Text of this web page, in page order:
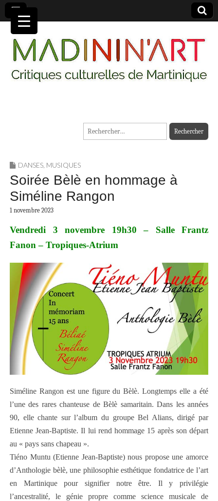
MADININ'ART
Rechercher :
DANSES, MUSIQUES
Soirée Bèlè en hommage à
Siméline Rangon
1 novembre 2023
Vendredi 3 novembre 19h30 – Salle Frantz
Fanon – Tropiques-Atrium
Siméline Rangon est une figure du Bèlè. Longtemps elle a été
l’une des rares chanteuse de Bèlè samaritain. Dans les années
90, elle chante sur l’album du groupe Bel Alians, dirigé par
Etienne Jean-Baptiste. Il lui rend hommage 15 après son départ
au « pays sans chapeau ».
Tiéno Muntu (Etienne Jean-Baptiste) nous propose une amorce
d’Anthologie bèlè, une philosophie esthétique fondatrice de l’art
en Martinique pour signifier notre être. Il y privilégie
l’ancestralité, le génie propre comme science musicale de